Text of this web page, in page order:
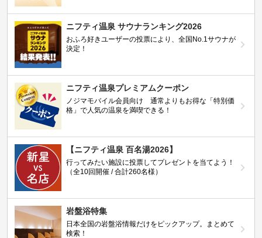
ニフティ温泉 サウナランキング2026
おふろ好きユーザーの投票により、全国No.1サウナが
決定！
ニフティ温泉プレミアムクーポン
ノジマモバイル会員向け 通常よりもお得な「特別価
格」で人気の温泉を満喫できる！
【ニフティ温泉 百名湯2026】
行ってみたい施設に投票してプレゼントを当てよう！
（全10回開催 / 合計260名様）
岩盤浴特集
日本全国の岩盤浴情報だけをピックアップ。まとめて
検索！